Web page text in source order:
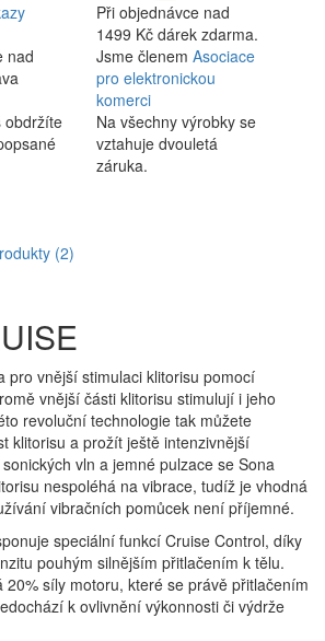
Při objednávce nad
1499 Kč dárek zdarma.
nad
Jsme členem Asociace
pro elektronickou
komerci
obdržíte
Na všechny výrobky se
vztahuje dvouletá
záruka.
(2)
pro vnější stimulaci klitorisu pomocí
vnější části klitorisu stimulují i jeho
revoluční technologie tak můžete
klitorisu a prožít ještě intenzivnější
vln a jemné pulzace se Sona
nespoléhá na vibrace, tudíž je vhodná
vibračních pomůcek není příjemné.
speciální funkcí Cruise Control, díky
pouhým silnějším přitlačením k tělu.
20% síly motoru, které se právě přitlačením
k ovlivnění výkonnosti či výdrže